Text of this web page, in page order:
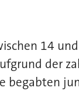
14
der
begabten